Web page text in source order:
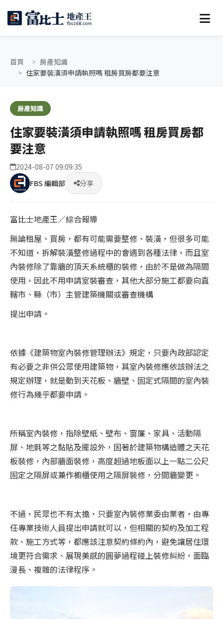
首頁
房產知識
住家要裝潢須申請執照嗎 租房買房都要注意
房產知識
住家要裝潢須申請執照嗎 租房買房都
要注意
2024-08-07 09:09:35
FBS 編輯部
分享
富比士地產王／綜合報導
無論租屋、買房，都有可能需要整修、裝潢，但很多可能
不知道，拆解裝潢整修過程中的會遇到各種法律，而且室
內裝修除了靠牆的頂天系統櫃的裝修，由於不是做為隔間
使用，因此不用申請室裝審查，其他大部分施工都要向直
轄市、縣（市）主管建築機關或審查機構
提出申請。
依據《建築物室內裝修管理辦法》規定，只要內政部認定
有必要之非供公眾使用建築物，其室內裝修應依該辦法之
規定辦理，就是動到天花板、牆壁、固定式隔間的室內裝
修行為幾乎都要申請。
所稱室內裝修，指除壁紙、壁布、窗簾、家具、活動隔
屏、地氈等之黏貼及擺設外，固著於建築物構造體之天花
板裝修，內部牆面裝修，高度超過地板面以上一點二公尺
固定之隔屏或兼作櫥櫃使用之隔屏裝修，分間牆變更。
不過，民眾也不有太擔，只要室內裝修業委由業者，由專
任專業技術人員提出申請就可以，但相關的契約及加工程
款、施工方式等，都應該注意契約條約內，避免讓居住環
境更符合需求、展現美感的圓夢過程碰上裝修糾紛，面臨
漫長、複雜的法律程序。